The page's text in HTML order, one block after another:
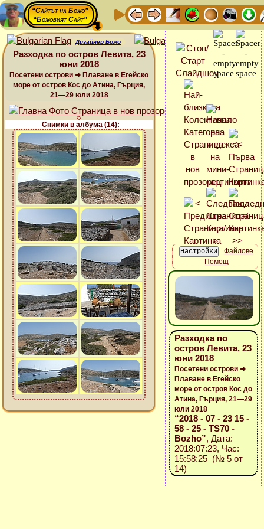
“Сайтът на Божо”
“Божовият Сайт”
Дизайнер Божо
Разходка по остров Левита, 23
юни 2018
Посетени острови ➜ Плаване в Егейско
море от остров Кос до Атина, Гърция,
21—29 юли 2018
Снимки в албума (14):
Файлове
Помощ
Разходка по
остров Левита, 23
юни 2018
Посетени острови ➜
Плаване в Егейско
море от остров Кос до
Атина, Гърция, 21—29
юли 2018
“2018 - 07 - 23 15 -
58 - 25 - TS70 -
Bozho”, Дата:
2018:07:23, Час:
15:58:25 (№ 5 от
14)